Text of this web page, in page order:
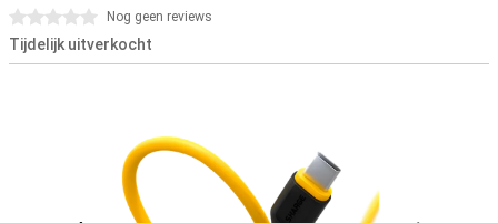
0 sterren Nog geen reviews
Tijdelijk uitverkocht